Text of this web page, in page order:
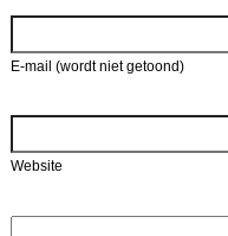
E-mail (wordt niet getoond)
Website